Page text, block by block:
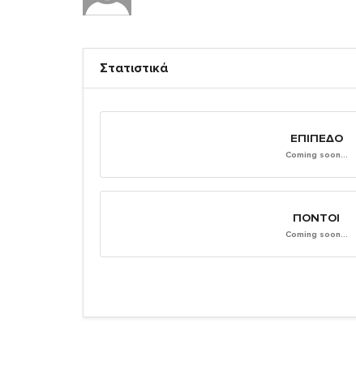
Στατιστικά
ΕΠΊΠΕΔΟ
Coming soon...
ΠΌΝΤΟΙ
Coming soon...